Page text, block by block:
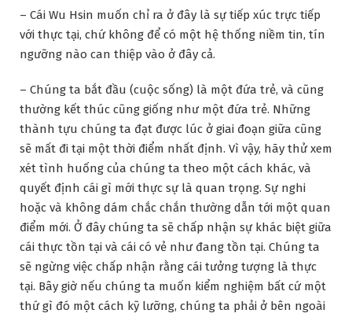
– Cái Wu Hsin muốn chỉ ra ở đây là sự tiếp xúc trực tiếp
với thực tại, chứ không để có một hệ thống niềm tin, tín
ngưỡng nào can thiệp vào ở đây cả.
– Chúng ta bắt đầu (cuộc sống) là một đứa trẻ, và cũng
thường kết thúc cũng giống như một đứa trẻ. Những
thành tựu chúng ta đạt được lúc ở giai đoạn giữa cũng
sẽ mất đi tại một thời điểm nhất định. Vì vậy, hãy thử xem
xét tình huống của chúng ta theo một cách khác, và
quyết định cái gì mới thực sự là quan trọng. Sự nghi
hoặc và không dám chắc chắn thường dẫn tới một quan
điểm mới. Ở đây chúng ta sẽ chấp nhận sự khác biệt giữa
cái thực tồn tại và cái có vẻ như đang tồn tại. Chúng ta
sẽ ngừng việc chấp nhận rằng cái tưởng tượng là thực
tại. Bây giờ nếu chúng ta muốn kiểm nghiệm bất cứ một
thứ gì đó một cách kỹ lưỡng, chúng ta phải ở bên ngoài